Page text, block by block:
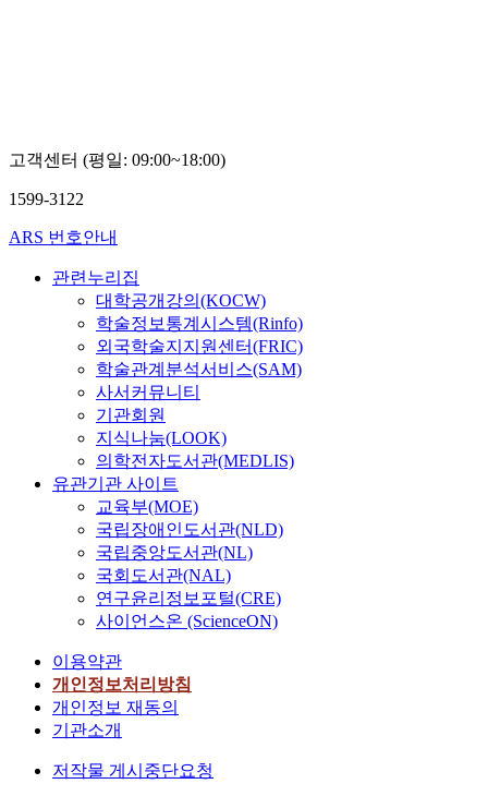
고객센터 (평일: 09:00~18:00)
1599-3122
ARS 번호안내
관련누리집
대학공개강의(KOCW)
학술정보통계시스템(Rinfo)
외국학술지지원센터(FRIC)
학술관계분석서비스(SAM)
사서커뮤니티
기관회원
지식나눔(LOOK)
의학전자도서관(MEDLIS)
유관기관 사이트
교육부(MOE)
국립장애인도서관(NLD)
국립중앙도서관(NL)
국회도서관(NAL)
연구윤리정보포털(CRE)
사이언스온 (ScienceON)
이용약관
개인정보처리방침
개인정보 재동의
기관소개
저작물 게시중단요청